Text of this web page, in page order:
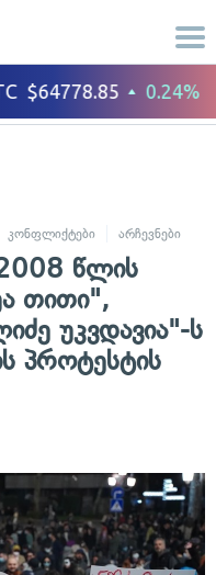
კონფლიქტები არჩევნები
2008 წლის
თითი",
უკვდავია"-ს
პროტესტის